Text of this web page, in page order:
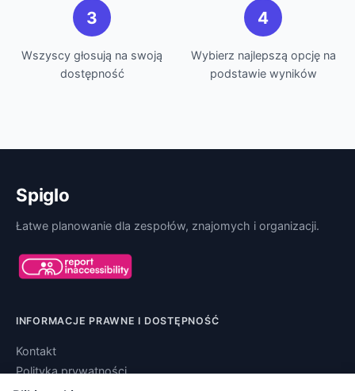
3
Wszyscy głosują na swoją
dostępność
4
Wybierz najlepszą opcję na
podstawie wyników
Spiglo
Łatwe planowanie dla zespołów, znajomych i organizacji.
INFORMACJE PRAWNE I DOSTĘPNOŚĆ
Kontakt
Polityka prywatności